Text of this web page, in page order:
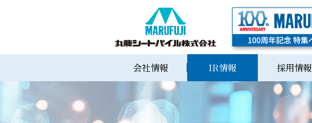
会社情報 IR情報 採用情報